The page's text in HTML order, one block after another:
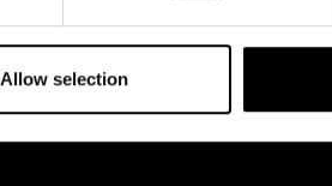
Allow selection